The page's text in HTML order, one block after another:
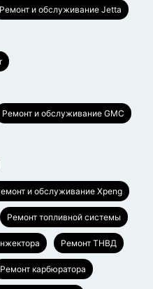
Ремонт и обслуживание Jetta
Ремонт и обслуживание GMC
и обслуживание Xpeng
Ремонт топливной системы
Ремонт ТНВД
Ремонт карбюратора